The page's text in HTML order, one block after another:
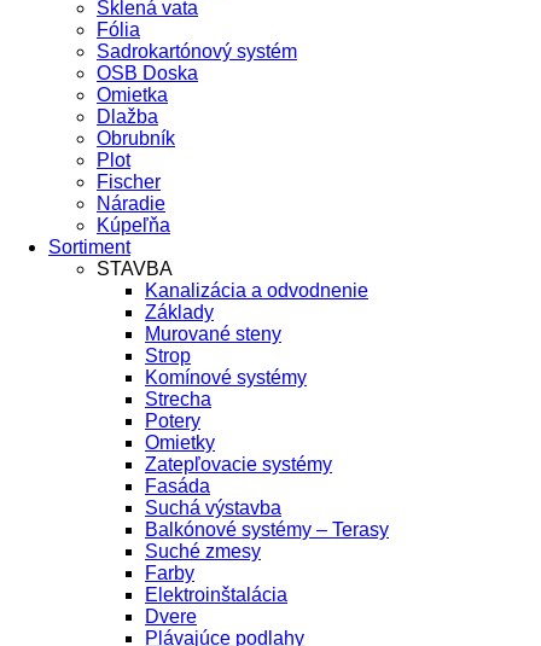
Sklená vata
Fólia
Sadrokartónový systém
OSB Doska
Omietka
Dlažba
Obrubník
Plot
Fischer
Náradie
Kúpeľňa
Sortiment
STAVBA
Kanalizácia a odvodnenie
Základy
Murované steny
Strop
Komínové systémy
Strecha
Potery
Omietky
Zatepľovacie systémy
Fasáda
Suchá výstavba
Balkónové systémy – Terasy
Suché zmesy
Farby
Elektroinštalácia
Dvere
Plávajúce podlahy